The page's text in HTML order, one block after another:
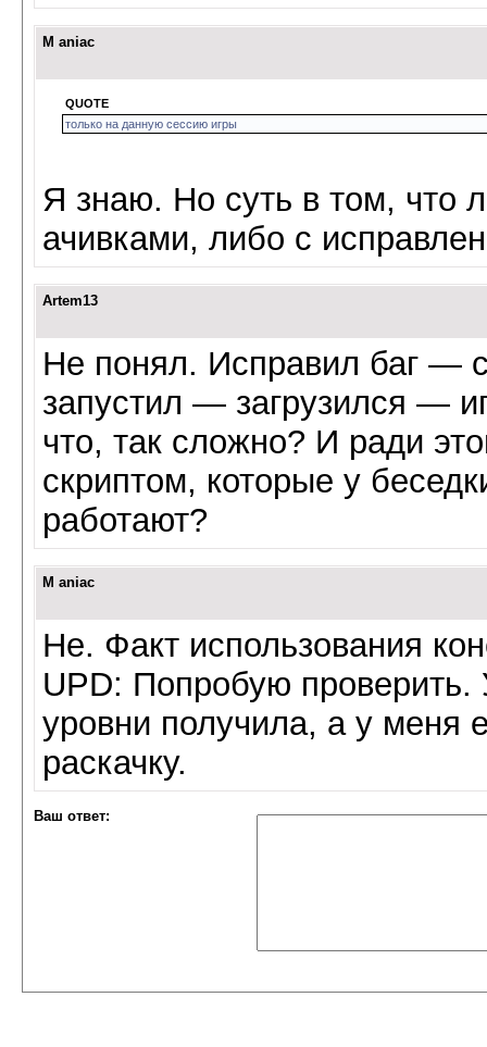
M aniac
QUOTE
только на данную сессию игры
Я знаю. Но суть в том, что
ачивками, либо с
Artem13
Не понял. Исправил баг
запустил — загрузился —
что, так сложно? И ради
скриптом, которые у
работают?
M aniac
Не. Факт использования
UPD: Попробую
уровни получила, а у меня
раскачку.
Ваш ответ: